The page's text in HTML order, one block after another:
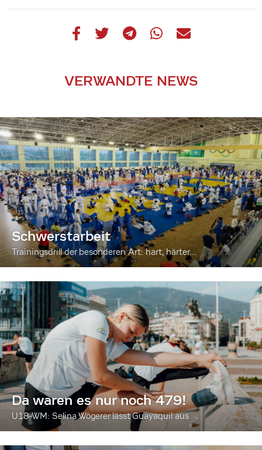
VERWANDTE NEWS
Schwerstarbeit
Trainingsdrill der besonderen Art: hart, härter...
Da waren es nur noch 479!
U18-WM: Selina Wögerer lässt Guayaquil aus